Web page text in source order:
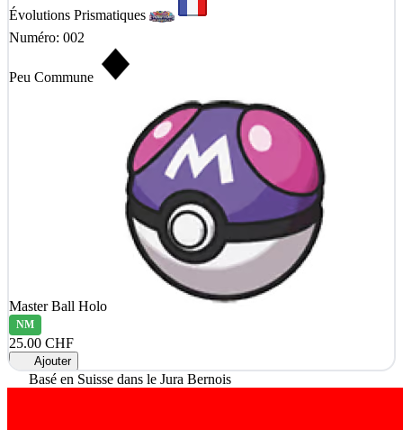
Évolutions Prismatiques
Numéro: 002
Peu Commune
Master Ball Holo
NM
25.00 CHF
Ajouter
Basé en Suisse dans le Jura Bernois